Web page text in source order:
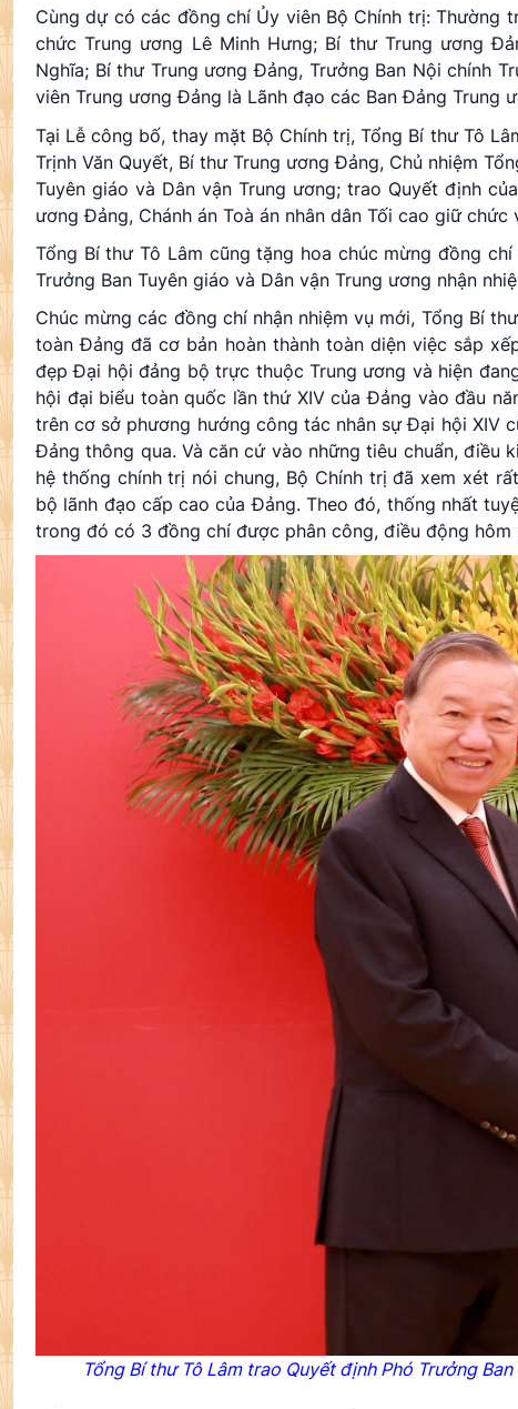
Cùng dự có các đồng chí Ủy viên Bộ Chính trị: Thường
chức Trung ương Lê Minh Hưng; Bí thư Trung ương
Nghĩa; Bí thư Trung ương Đảng, Trưởng Ban Nội chính
viên Trung ương Đảng là Lãnh đạo các Ban Đảng Trung
Tại Lễ công bố, thay mặt Bộ Chính trị, Tổng Bí thư Tô
Trịnh Văn Quyết, Bí thư Trung ương Đảng, Chủ nhiệm
Tuyên giáo và Dân vận Trung ương; trao Quyết định
ương Đảng, Chánh án Toà án nhân dân Tối cao giữ
Tổng Bí thư Tô Lâm cũng tặng hoa chúc mừng đồng
Trưởng Ban Tuyên giáo và Dân vận Trung ương nhận
Chúc mừng các đồng chí nhận nhiệm vụ mới, Tổng Bí
toàn Đảng đã cơ bản hoàn thành toàn diện việc sắp
đẹp Đại hội đảng bộ trực thuộc Trung ương và hiện
hội đại biểu toàn quốc lần thứ XIV của Đảng vào đầu
trên cơ sở phương hướng công tác nhân sự Đại hội XIV
Đảng thông qua. Và căn cứ vào những tiêu chuẩn, điều
hệ thống chính trị nói chung, Bộ Chính trị đã xem xét
bộ lãnh đạo cấp cao của Đảng. Theo đó, thống nhất
trong đó có 3 đồng chí được phân công, điều động hôm
Tổng Bí thư Tô Lâm trao Quyết định Phó Trưởng